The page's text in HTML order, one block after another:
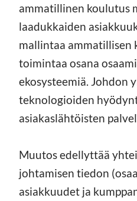
ammatillinen koulutus
laadukkaiden
mallintaa ammatillisen
toimintaa osana
ekosysteemiä. Johdon
teknologioiden
asiakaslähtöisten
Muutos edellyttää
johtamisen tiedon
asiakkuudet ja